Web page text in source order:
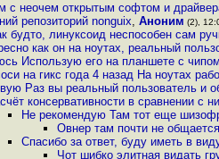
с неочем открытым софтом и
репозиторий nonguix, Аноним (2),
будто, линуксоид неспособен сам
как он на ноутах, реальный
Использую его на планшете с
на гикс года 4 назад На ноутах
Раз вы реальный пользователь и
консервативности в сравнении с
Не рекомендую Там тот еще
Овнер там почти не
Спасибо за ответ, буду иметь в
Чот шибко элитная видать